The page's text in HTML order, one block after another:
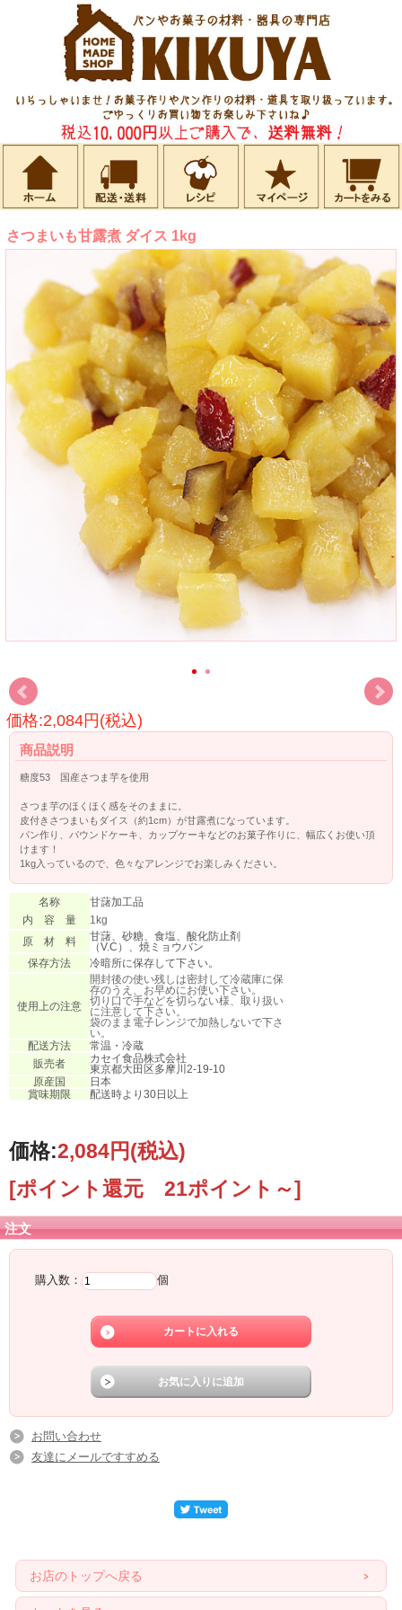
さつまいも甘露煮 ダイス 1kg
価格:2,084円(税込)
商品説明
糖度53 国産さつま芋を使用
さつま芋のほくほく感をそのままに。
皮付きさつまいもダイス（約1cm）が甘露煮になっています。
パン作り、パウンドケーキ、カップケーキなどのお菓子作りに、幅広くお使い頂
けます！
1kg入っているので、色々なアレンジでお楽しみください。
名称
甘藷加工品
内 容 量
1kg
原 材 料
甘藷、砂糖、食塩、酸化防止剤
（V.C）、焼ミョウバン
保存方法
冷暗所に保存して下さい。
使用上の注意
開封後の使い残しは密封して冷蔵庫に保
存のうえ、お早めにお使い下さい。
切り口で手などを切らない様、取り扱い
に注意して下さい。
袋のまま電子レンジで加熱しないで下さ
い。
配送方法
常温・冷蔵
販売者
カセイ食品株式会社
東京都大田区多摩川2-19-10
原産国
日本
賞味期限
配送時より30日以上
価格:2,084円(税込)
[ポイント還元 21ポイント～]
注文
購入数： 個
お問い合わせ
友達にメールですすめる
お店のトップへ戻る